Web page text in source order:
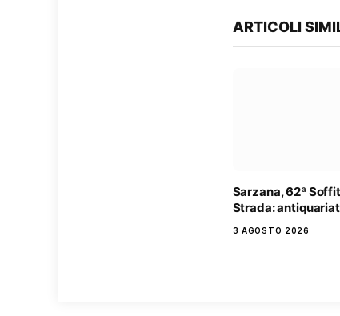
ARTICOLI
Sarzana, 62ª
Strada:
3 AGOSTO 2026